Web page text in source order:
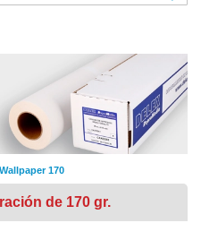
170
de 170 gr.